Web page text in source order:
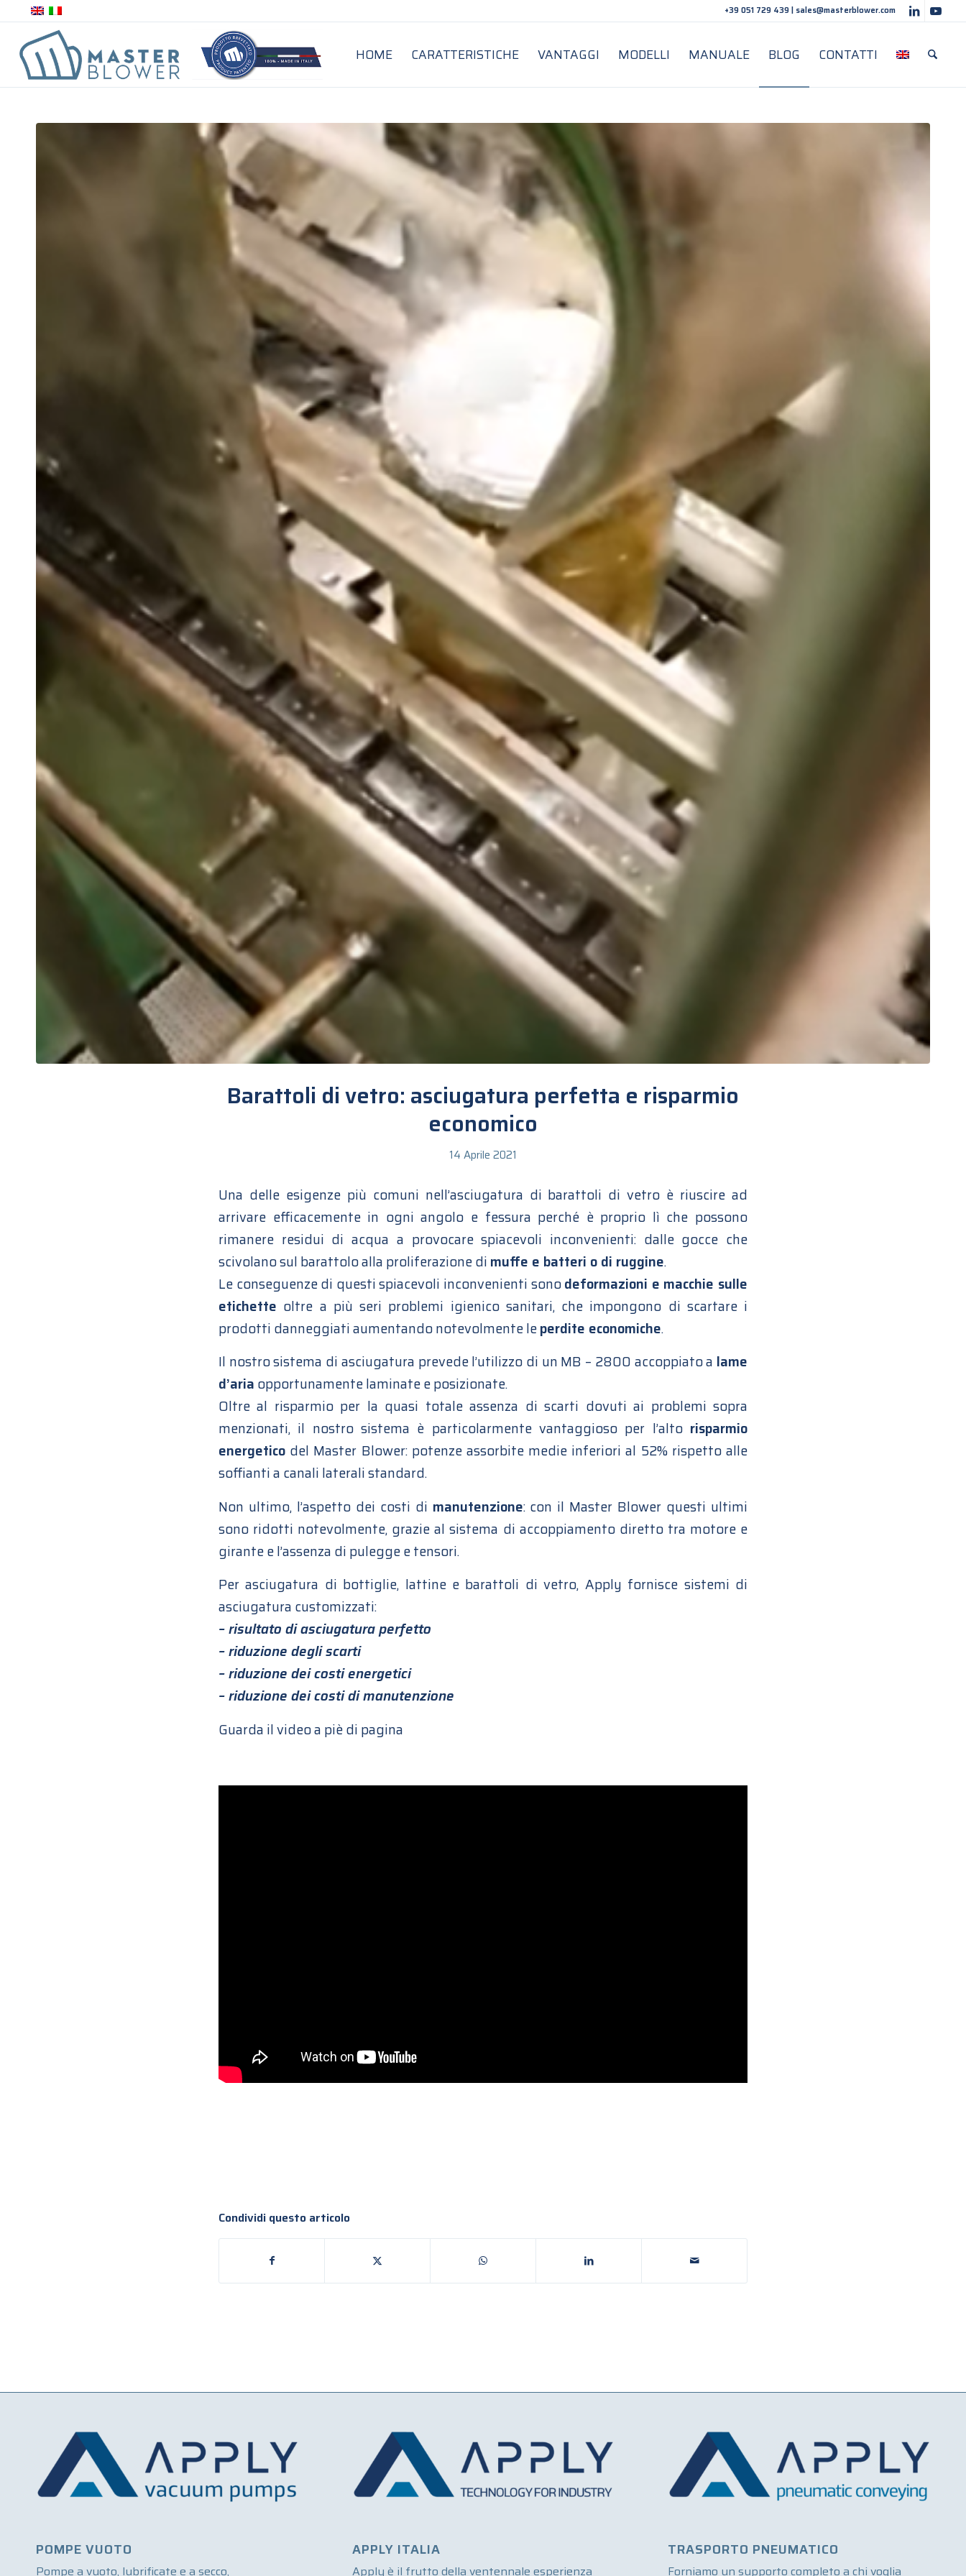
+39 051 729 439| sales@masterblower.com
HOME CARATTERISTICHE VANTAGGI MODELLI MANUALE BLOG CONTATTI
Barattoli di vetro: asciugatura perfetta e risparmio
economico
14 Aprile 2021
Una delle esigenze più comuni nell’asciugatura di barattoli di vetro è riuscire ad
arrivare efficacemente in ogni angolo e fessura perché è proprio lì che possono
rimanere residui di acqua a provocare spiacevoli inconvenienti: dalle gocce che
scivolano sul barattolo alla proliferazione di muffe e batteri o di ruggine.
Le conseguenze di questi spiacevoli inconvenienti sonodeformazioni e macchie sulle
etichette oltre a più seri problemi igienico sanitari, che impongono di scartare i
prodotti danneggiati aumentando notevolmente leperdite economiche.
Il nostro sistema di asciugatura prevede l’utilizzo di un MB – 2800 accoppiato a lame
d’aria opportunamente laminate e posizionate.
Oltre al risparmio per la quasi totale assenza di scarti dovuti ai problemi sopra
menzionati, il nostro sistema è particolarmente vantaggioso per l’alto risparmio
energetico del Master Blower: potenze assorbite medie inferiori al 52% rispetto alle
soffianti a canali laterali standard.
Non ultimo, l’aspetto dei costi di manutenzione: con il Master Blower questi ultimi
sono ridotti notevolmente, grazie al sistema di accoppiamento diretto tra motore e
girante e l’assenza di pulegge e tensori.
Per asciugatura di bottiglie, lattine e barattoli di vetro, Apply fornisce sistemi di
asciugatura customizzati:
– risultato di asciugatura perfetto
– riduzione degli scarti
– riduzione dei costi energetici
– riduzione dei costi di manutenzione
Guarda il video a piè di pagina
Condividi questo articolo
POMPE VUOTO
Pompe a vuoto, lubrificate e a secco,
APPLY ITALIA
Apply è il frutto della ventennale esperienza
TRASPORTO PNEUMATICO
Forniamo un supporto completo a chi voglia